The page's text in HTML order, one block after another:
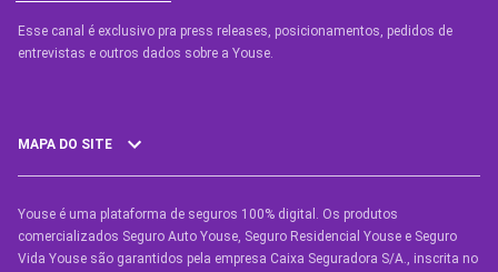
Esse canal é exclusivo pra press releases, posicionamentos, pedidos de
entrevistas e outros dados sobre a Youse.​
MAPA DO SITE
SEGUROS
Seguro Auto
Youse é uma plataforma de seguros 100% digital. Os produtos
comercializados Seguro Auto Youse, Seguro Residencial Youse e Seguro
Vida Youse são garantidos pela empresa Caixa Seguradora S/A., inscrita no